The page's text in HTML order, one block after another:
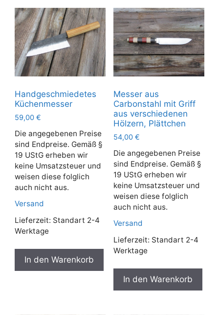
Handgeschmiedetes
Küchenmesser
59,00 €
Die angegebenen Preise
sind Endpreise. Gemäß §
19 UStG erheben wir
keine Umsatzsteuer und
weisen diese folglich
auch nicht aus.
Versand
Lieferzeit: Standart 2-4
Werktage
In den Warenkorb
Messer aus
Carbonstahl mit Griff
aus verschiedenen
Hölzern, Plättchen
54,00 €
Die angegebenen Preise
sind Endpreise. Gemäß §
19 UStG erheben wir
keine Umsatzsteuer und
weisen diese folglich
auch nicht aus.
Versand
Lieferzeit: Standart 2-4
Werktage
In den Warenkorb